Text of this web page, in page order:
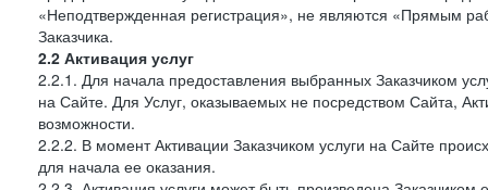
«Неподтвержденная регистрация», не являются «Прямым
Заказчика.
2.2 Активация услуг
2.2.1. Для начала предоставления выбранных Заказчиком
на Сайте. Для Услуг, оказываемых не посредством Сайта,
возможности.
2.2.2. В момент Активации Заказчиком услуги на Сайте
для начала ее оказания.